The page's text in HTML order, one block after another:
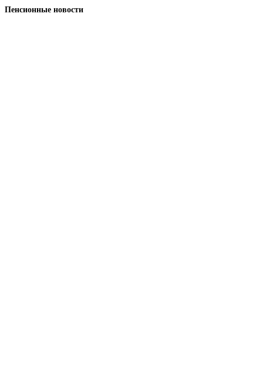
Пенсионные новости